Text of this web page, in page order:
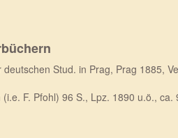
Stud. in Prag, Prag 1885,
F. Pfohl) 96 S., Lpz. 1890 u.ö., ca.